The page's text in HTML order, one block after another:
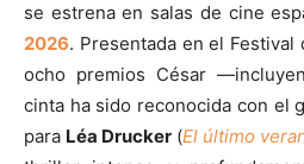
se estrena en salas de cine
2026. Presentada en el Festival
ocho premios César
cinta ha sido reconocida con el
para Léa Drucker (El último